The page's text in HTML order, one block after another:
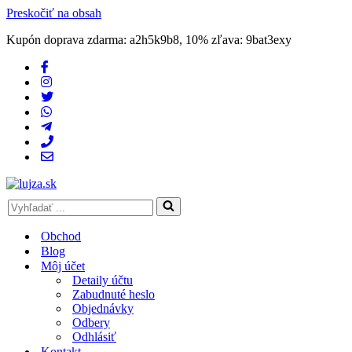
Preskočiť na obsah
Kupón doprava zdarma: a2h5k9b8, 10% zľava: 9bat3exy
Search
for...
Obchod
Blog
Môj účet
Detaily účtu
Zabudnuté heslo
Objednávky
Odbery
Odhlásiť